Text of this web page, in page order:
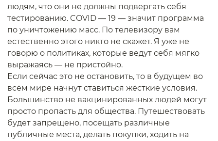
людям, что они не должны подвергать себя
тестированию. COVID — 19 — значит программа
по уничтожению масс. По телевизору вам
естественно этого никто не скажет. Я уже не
говорю о политиках, которые ведут себя мягко
выражаясь — не пристойно.
Если сейчас это не остановить, то в будущем во
всём мире начнут ставиться жёсткие условия.
Большинство не вакцинированных людей могут
просто пропасть для общества. Путешествовать
будет запрещено, посещать различные
публичные места, делать покупки, ходить на